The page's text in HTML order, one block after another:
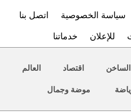
سياسة الخصوصية اتصل بنا
للإعلان خدماتنا
اقتصاد العالم
موضة وجمال